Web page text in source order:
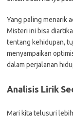
Yang paling menarik
Misteri ini bisa
tentang kehidupan,
menyampaikan
dalam perjalanan
Analisis Lirik
Mari kita telusuri